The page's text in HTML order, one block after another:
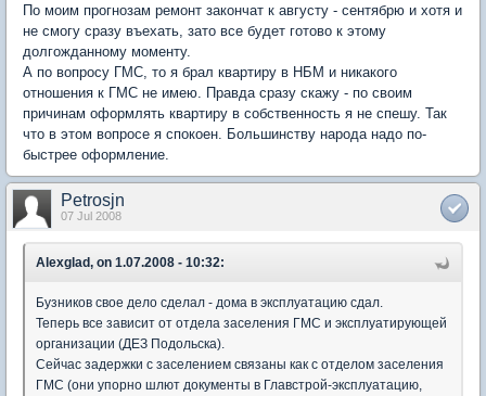
По моим прогнозам ремонт закончат к августу - сентябрю и хотя и
не смогу сразу въехать, зато все будет готово к этому
долгожданному моменту.
А по вопросу ГМС, то я брал квартиру в НБМ и никакого
отношения к ГМС не имею. Правда сразу скажу - по своим
причинам оформлять квартиру в собственность я не спешу. Так
что в этом вопросе я спокоен. Большинству народа надо по-
быстрее оформление.
Petrosjn
07 Jul 2008
Alexglad, on 1.07.2008 - 10:32:
Бузников свое дело сделал - дома в эксплуатацию сдал.
Теперь все зависит от отдела заселения ГМС и эксплуатирующей
организации (ДЕЗ Подольска).
Сейчас задержки с заселением связаны как с отделом заселения
ГМС (они упорно шлют документы в Главстрой-эксплуатацию,